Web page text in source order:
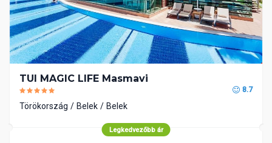
TUI MAGIC LIFE Masmavi
8.7
Törökország Belek Belek
Legkedvezőbb ár